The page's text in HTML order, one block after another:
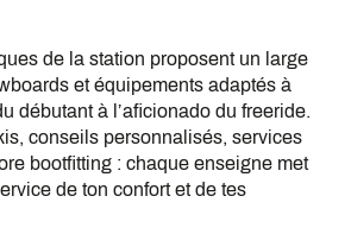
de la station proposent un large
et équipements adaptés à
débutant à l’aficionado du freeride.
conseils personnalisés, services
bootfitting : chaque enseigne met
de ton confort et de tes